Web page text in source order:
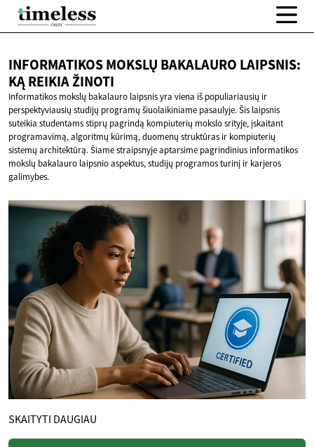
INFORMATIKOS MOKSLŲ BAKALAURO LAIPSNIS:
KĄREIKIA ŽINOTI
Informatikos mokslų bakalauro laipsnis yra viena iš populiariausių ir
perspektyviausių studijų programų šiuolaikiniame pasaulyje. Šis laipsnis
suteikia studentams stiprų pagrindą kompiuterių mokslo srityje, įskaitant
programavimą, algoritmų kūrimą, duomenų struktūras ir kompiuterių
sistemų architektūrą. Šiame straipsnyje aptarsime pagrindinius informatikos
mokslų bakalauro laipsnio aspektus, studijų programos turinį ir karjeros
galimybes.
SKAITYTI DAUGIAU